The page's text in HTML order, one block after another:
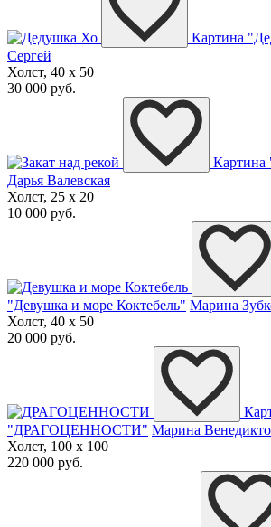
Картина
Сергей
Холст, 40 x 50
30 000 руб.
Картина
Дарья Валевская
Холст, 25 x 20
10 000 руб.
"Девушка и море Коктебель" Марина
Холст, 40 x 50
20 000 руб.
"ДРАГОЦЕННОСТИ" Марина
Холст, 100 x 100
220 000 руб.